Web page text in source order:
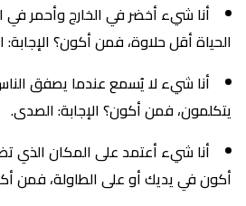
أنا شيء أخضر في الخارج وأحمر
الحياة أقل حلاوة، فمن أكون؟ الإجابة:
أنا شيء لا يُسمع عندما يصفق
يتكلمون، فمن أكون؟ الإجابة: الصدى.
أنا شيء أعتمد على المكان الذي
أكون في يديك أو على الطاولة، فمن